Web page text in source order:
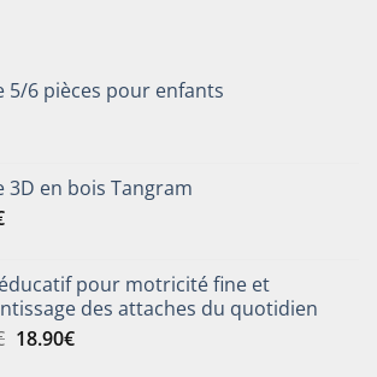
5/6 pièces pour enfants
3D en bois Tangram
pour motricité fine et
des attaches du quotidien
Le
18.90€Le